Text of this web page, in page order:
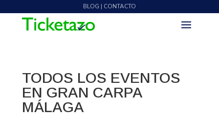
BLOG | CONTACTO
TODOS LOS EVENTOS
EN GRAN CARPA
MÁLAGA